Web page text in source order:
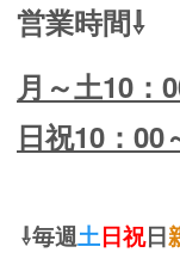
営業時間⇩
月～土10：
日祝10：00
⇩毎週土日祝日